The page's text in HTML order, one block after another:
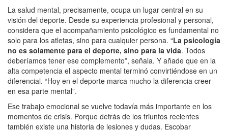
La salud mental, precisamente, ocupa un lugar central en su
visión del deporte. Desde su experiencia profesional y personal,
considera que el acompañamiento psicológico es fundamental no
solo para los atletas, sino para cualquier persona. “La psicología
no es solamente para el deporte, sino para la vida. Todos
deberíamos tener ese complemento”, señala. Y añade que en la
alta competencia el aspecto mental terminó convirtiéndose en un
diferencial. “Hoy en el deporte marca mucho la diferencia creer
en esa parte mental”.
Ese trabajo emocional se vuelve todavía más importante en los
momentos de crisis. Porque detrás de los triunfos recientes
también existe una historia de lesiones y dudas. Escobar